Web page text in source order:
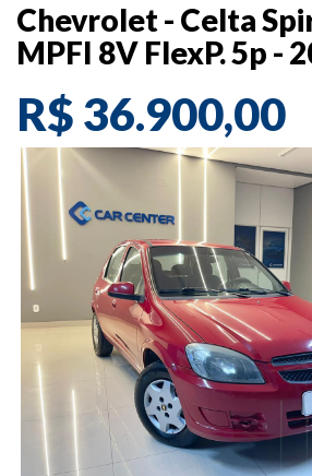
Chevrolet - Celta
MPFI 8V FlexP. 5p -
R$ 36.900,00